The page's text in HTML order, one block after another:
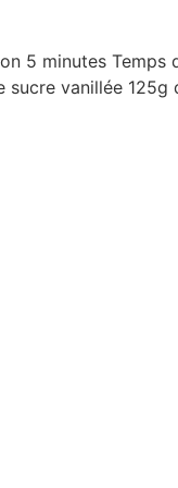
5 minutes Temps
sucre vanillée